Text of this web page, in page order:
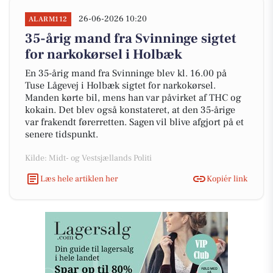
ALARM112 26-06-2026 10:20
35-årig mand fra Svinninge sigtet
for narkokørsel i Holbæk
En 35-årig mand fra Svinninge blev kl. 16.00 på
Tuse Lågevej i Holbæk sigtet for narkokørsel.
Manden kørte bil, mens han var påvirket af THC og
kokain. Det blev også konstateret, at den 35-årige
var frakendt førerretten. Sagen vil blive afgjort på et
senere tidspunkt.
Kilde: Midt- og Vestsjællands Politi
Læs hele artiklen her
Kopiér link